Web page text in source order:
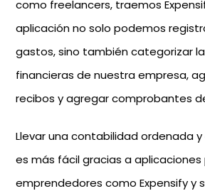
como freelancers, traemos
aplicación no solo podemos
gastos, sino también categorizar
financieras de nuestra empresa,
recibos y agregar comprobantes
Llevar una contabilidad ordenada
es más fácil gracias a aplicaciones
emprendedores como Expensify y